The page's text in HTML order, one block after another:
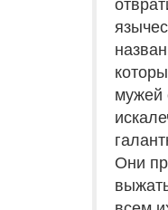
мужей
Они